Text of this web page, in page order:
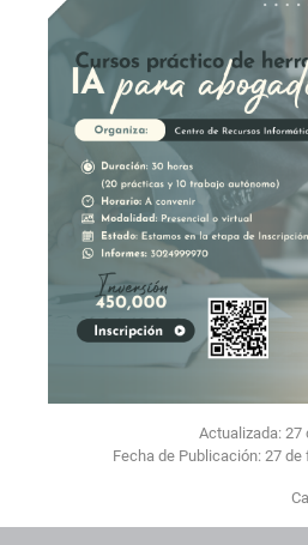
Actualizada: 27
Fecha de Publicación: 27 de